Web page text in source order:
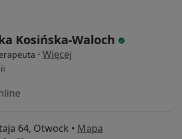
Kosińska-Waloch
· Więcej
64, Otwock • Mapa